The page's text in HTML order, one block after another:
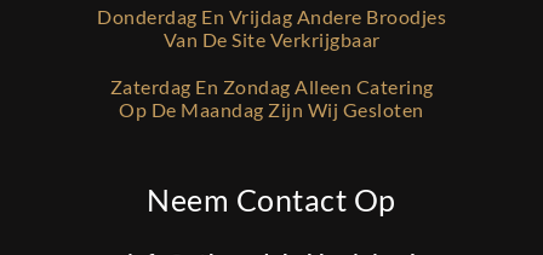
Donderdag En Vrijdag Andere Broodjes
Van De Site Verkrijgbaar
Zaterdag En Zondag Alleen Catering
Op De Maandag Zijn Wij Gesloten
Neem Contact Op